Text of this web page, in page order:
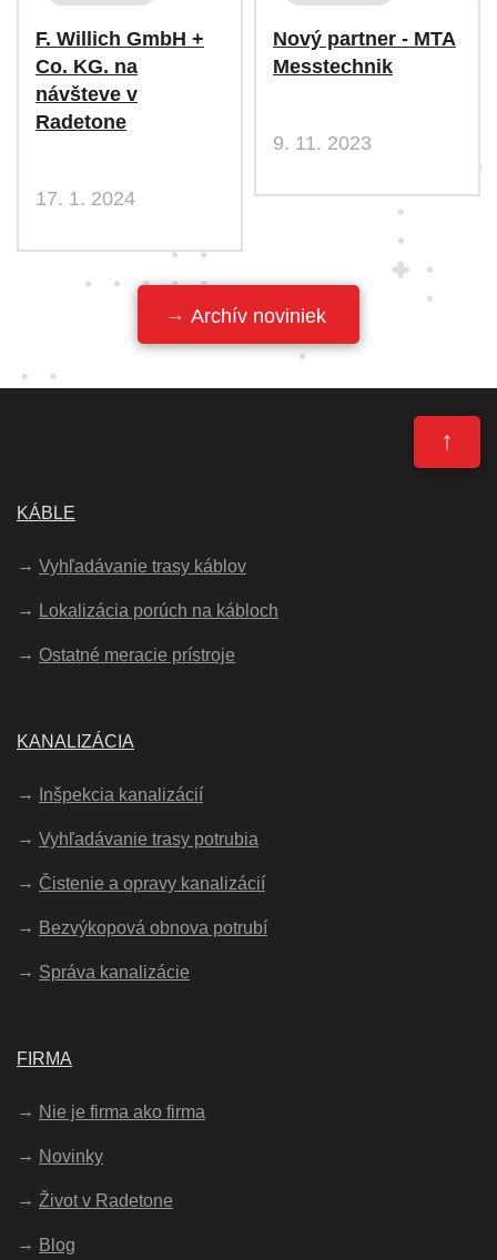
F. Willich GmbH +
Co. KG. na
návšteve v
Radetone
17. 1. 2024
Nový partner - MTA
Messtechnik
9. 11. 2023
Archív noviniek
↑
KÁBLE
Vyhľadávanie trasy káblov
Lokalizácia porúch na kábloch
Ostatné meracie prístroje
KANALIZÁCIA
Inšpekcia kanalizácií
Vyhľadávanie trasy potrubia
Čistenie a opravy kanalizácií
Bezvýkopová obnova potrubí
Správa kanalizácie
FIRMA
Nie je firma ako firma
Novinky
Život v Radetone
Blog